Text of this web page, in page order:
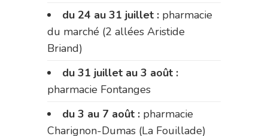
du 24 au 31 juillet : pharmacie
du marché (2 allées Aristide
Briand)
du 31 juillet au 3 août :
pharmacie Fontanges
du 3 au 7 août : pharmacie
Charignon-Dumas (La Fouillade)